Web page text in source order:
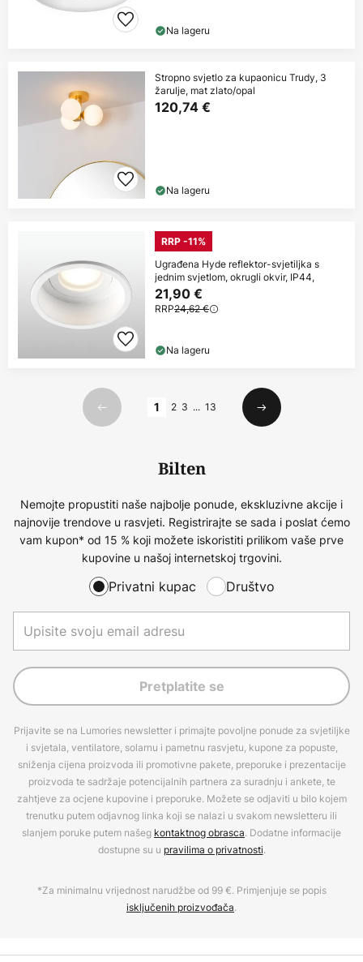
Na lageru
Stropno svjetlo za kupaonicu Trudy, 3
žarulje, mat zlato/opal
120,74 €
Na lageru
RRP -11%
Ugrađena Hyde reflektor-svjetiljka s
jednim svjetlom, okrugli okvir, IP44,
21,90 €
RRP24,62 €
Na lageru
Prethodno
1 2 3 ... 13
Sljedeći
Bilten
Nemojte propustiti naše najbolje ponude, ekskluzivne akcije i
najnovije trendove u rasvjeti. Registrirajte se sada i poslat ćemo
vam kupon* od 15 % koji možete iskoristiti prilikom vaše prve
kupovine u našoj internetskoj trgovini.
Privatni kupac Društvo
Pretplatite se
Prijavite se na Lumories newsletter i primajte povoljne ponude za svjetiljke
i svjetala, ventilatore, solarnu i pametnu rasvjetu, kupone za popuste,
sniženja cijena proizvoda ili promotivne pakete, preporuke i prezentacije
proizvoda te sadržaje potencijalnih partnera za suradnju i ankete, te
zahtjeve za ocjene kupovine i preporuke. Možete se odjaviti u bilo kojem
trenutku putem odjavnog linka koji se nalazi u svakom newsletteru ili
slanjem poruke putem našeg kontaktnog obrasca. Dodatne informacije
dostupne su u pravilima o privatnosti.
*Za minimalnu vrijednost narudžbe od 99 €. Primjenjuje se popis
isključenih proizvođača.